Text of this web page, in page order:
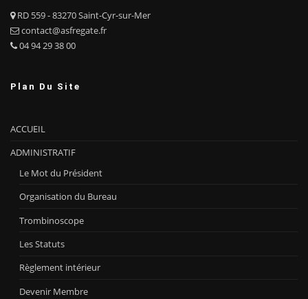
RD 559 - 83270 Saint-Cyr-sur-Mer
contact@asfregate.fr
04 94 29 38 00
Plan Du Site
ACCUEIL
ADMINISTRATIF
Le Mot du Président
Organisation du Bureau
Trombinoscope
Les Statuts
Règlement intérieur
Devenir Membre